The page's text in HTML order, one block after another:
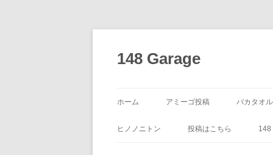
ン
ツ
ッ
148 Garage
ホーム アミーゴ投稿 バカタオ
ヒノノニトン 投稿はこちら